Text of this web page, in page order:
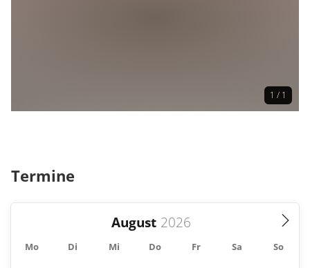
1 / 1
Termine
August
Mo Di Mi Do Fr Sa So